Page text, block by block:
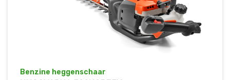
Benzine heggenschaar